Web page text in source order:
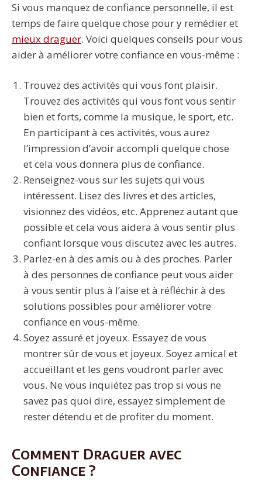
Si vous manquez de confiance personnelle, il est
temps de faire quelque chose pour y remédier et
mieux draguer. Voici quelques conseils pour vous
aider à améliorer votre confiance en vous-même :
Trouvez des activités qui vous font plaisir.
Trouvez des activités qui vous font vous sentir
bien et forts, comme la musique, le sport, etc.
En participant à ces activités, vous aurez
l’impression d’avoir accompli quelque chose
et cela vous donnera plus de confiance.
Renseignez-vous sur les sujets qui vous
intéressent. Lisez des livres et des articles,
visionnez des vidéos, etc. Apprenez autant que
possible et cela vous aidera à vous sentir plus
confiant lorsque vous discutez avec les autres.
Parlez-en à des amis ou à des proches. Parler
à des personnes de confiance peut vous aider
à vous sentir plus à l’aise et à réfléchir à des
solutions possibles pour améliorer votre
confiance en vous-même.
Soyez assuré et joyeux. Essayez de vous
montrer sûr de vous et joyeux. Soyez amical et
accueillant et les gens voudront parler avec
vous. Ne vous inquiétez pas trop si vous ne
savez pas quoi dire, essayez simplement de
rester détendu et de profiter du moment.
Comment Draguer avec
Confiance ?